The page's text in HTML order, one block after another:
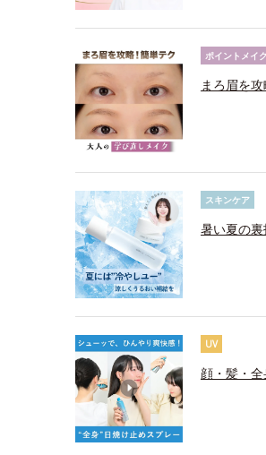
ポイントメイク
まろ眉を
スキンケア
暑い夏の
UV
顔・髪・